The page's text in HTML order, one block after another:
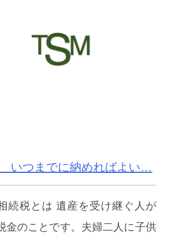
いつまでに納めればよい…
続税とは 遺産を受け継ぐ人が
金のことです。夫婦二人に子供